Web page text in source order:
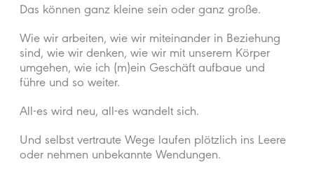
Das können ganz kleine sein oder ganz große.
Wie wir arbeiten, wie wir miteinander in Beziehung
sind, wie wir denken, wie wir mit unserem Körper
umgehen, wie ich (m)ein Geschäft aufbaue und
führe und so weiter.
All-es wird neu, all-es wandelt sich.
Und selbst vertraute Wege laufen plötzlich ins Leere
oder nehmen unbekannte Wendungen.